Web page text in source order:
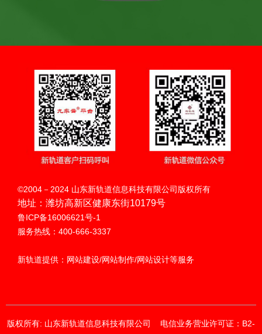
扫码呼叫
©2004－2024 山东新轨道信息科技有限公司版权所有
地址：潍坊高新区健康东街10179号
鲁ICP备16006621号-1
服务热线：400-666-3337
新轨道提供：网站建设/网站制作/网站设计等服务
版权所有: 山东新轨道信息科技有限公司 电信业务营业许可证：B2-